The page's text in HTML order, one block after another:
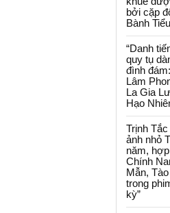
bởi cặp
Bành
“Danh
quy tụ
đình
Lâm
La Gia
Hạo
Trịnh
ảnh nhỏ
năm,
Chính
Mẫn,
trong
kỳ”